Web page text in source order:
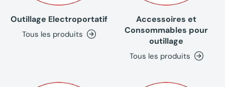
Outillage Electroportatif
Tous les produits
Accessoires et
Consommables pour
outillage
Tous les produits